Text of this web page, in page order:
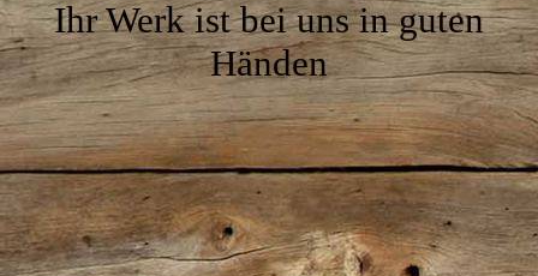
Ihr Werk ist bei uns in guten
Händen